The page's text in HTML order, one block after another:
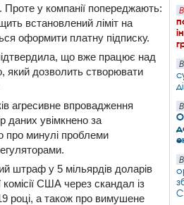
Проте у компанії попереджають:
встановлений ліміт на
оформити платну підписку.
що вже працює над
який дозволить створювати
агресивне впровадження
даних увімкнено за
про минулі проблеми
штраф у 5 мільярдів доларів
комісії США через скандал із
році, а також про вимушене